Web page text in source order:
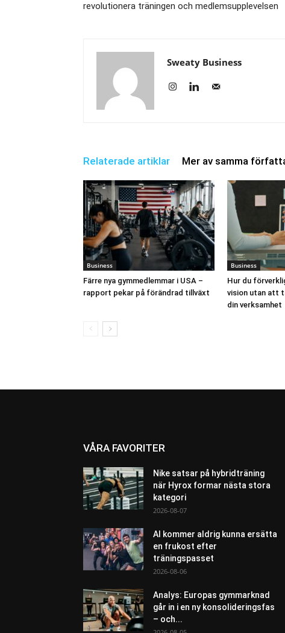
revolutionera träningen och medlemsupplevelsen
Sweaty Business
Relaterade artiklar Mer av samma
Business
Färre nya gymmedlemmar i USA –
rapport pekar på förändrad tillväxt
Business
Hur du
vision utan att
din verksamhet
VÅRA FAVORITER
Nike satsar på hybridträning
när Hyrox formar nästa stora
kategori
2026-08-07
AI kommer aldrig kunna ersätta
en frukost efter
träningspasset
2026-08-06
Analys: Europas gymmarknad
går in i en ny konsolideringsfas
– och...